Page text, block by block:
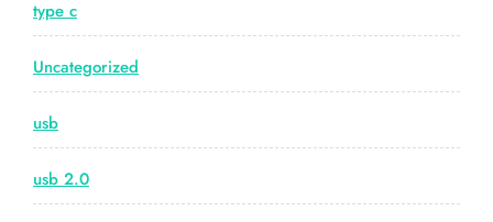
type c
Uncategorized
usb
usb 2.0